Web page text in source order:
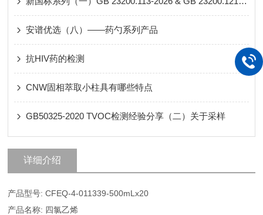
安谱优选（八）——药勺系列产品
抗HIV药的检测
CNW固相萃取小柱具有哪些特点
GB50325-2020 TVOC检测经验分享（二）关于采样
详细介绍
产品型号: CFEQ-4-011339-500mLx20
产品名称: 四氯乙烯